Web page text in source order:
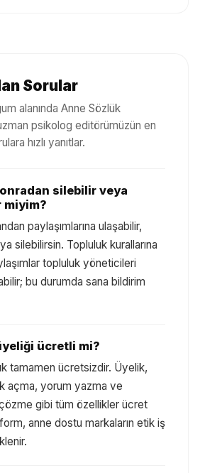
Sorular
alanında Anne Sözlük
psikolog editörümüzün en
hızlı yanıtlar.
silebilir veya
miyim?
paylaşımlarına ulaşabilir,
silebilirsin. Topluluk kurallarına
topluluk yöneticileri
bu durumda sana bildirim
ücretli mi?
tamamen ücretsizdir. Üyelik,
açma, yorum yazma ve
gibi tüm özellikler ücret
anne dostu markaların etik iş